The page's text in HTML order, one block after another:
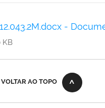
-
KB
VOLTAR AO TOPO